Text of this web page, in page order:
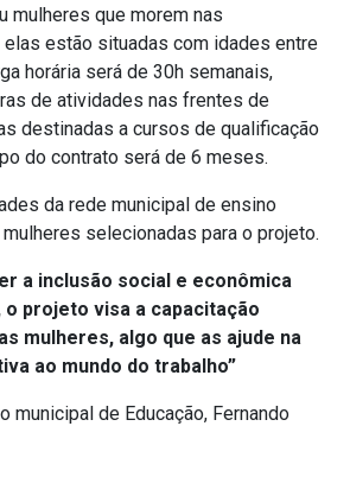
mulheres que morem nas
estão situadas com idades entre
horária será de 30h semanais,
de atividades nas frentes de
destinadas a cursos de qualificação
do contrato será de 6 meses.
da rede municipal de ensino
selecionadas para o projeto.
a inclusão social e econômica
projeto visa a capacitação
mulheres, algo que as ajude na
ao mundo do trabalho”
municipal de Educação, Fernando